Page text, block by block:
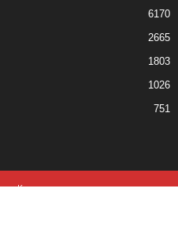
6170
2665
1803
1026
751
Контакты